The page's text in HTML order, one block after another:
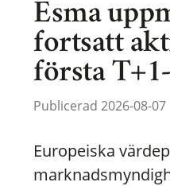
Esma
fortsatt
första
Publicerad 2026-08-07
Europeiska